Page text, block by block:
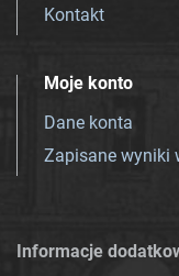
Kontakt
Moje konto
Dane konta
Zapisane wyniki
Informacje